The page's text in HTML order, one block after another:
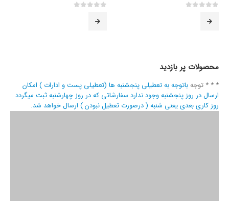
محصولات پر بازدید
* * * توجهباتوجه به تعطیلی پنجشنبه ها (تعطیلی پست و ادارات ) امکان
ارسال در روز پنجشنبه وجود ندارد سفارشاتی که در روز چهارشنبه ثبت میگردد
روز کاری بعدی یعنی شنبه ( درصورت تعطیل نبودن ) ارسال خواهد شد.